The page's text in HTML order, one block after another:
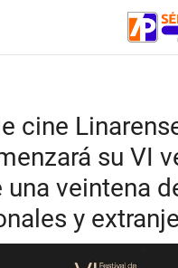
cine
su VI
veintena
y